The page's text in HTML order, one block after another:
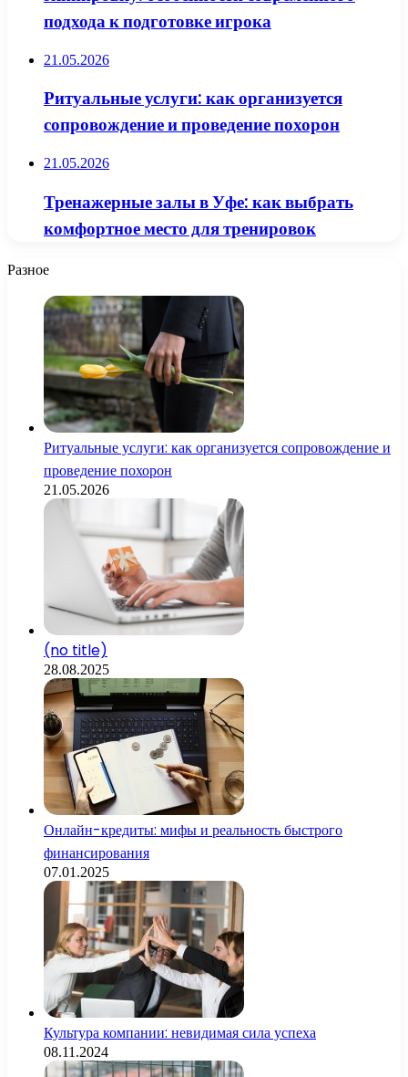
подхода к подготовке игрока
21.05.2026
Ритуальные услуги: как организуется
сопровождение и проведение похорон
21.05.2026
Тренажерные залы в Уфе: как выбрать
комфортное место для тренировок
Разное
Ритуальные услуги: как организуется сопровождение и
проведение похорон
21.05.2026
(no title)
28.08.2025
Онлайн-кредиты: мифы и реальность быстрого
финансирования
07.01.2025
Культура компании: невидимая сила успеха
08.11.2024